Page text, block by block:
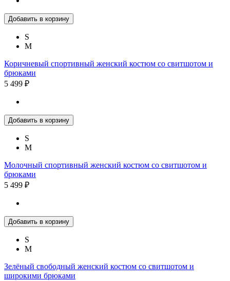
Добавить в корзину
S
M
Коричневый спортивный женский костюм со свитшотом и
брюками
5 499 ₽
Добавить в корзину
S
M
Молочный спортивный женский костюм со свитшотом и
брюками
5 499 ₽
Добавить в корзину
S
M
Зелёный свободный женский костюм со свитшотом и
широкими брюками